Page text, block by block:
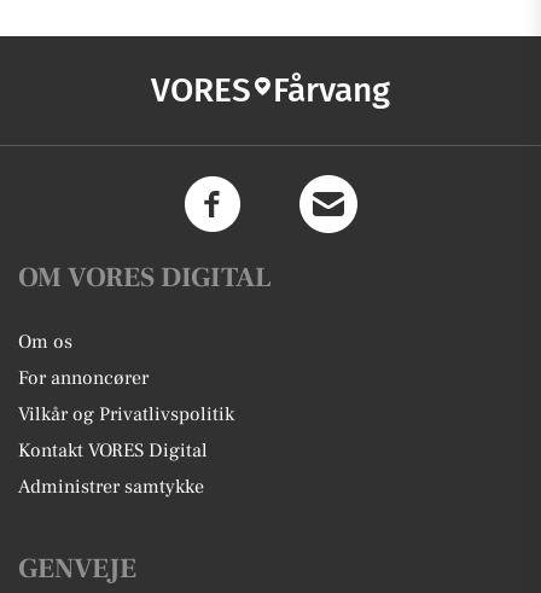
VORES Fårvang
OM VORES DIGITAL
Om os
For annoncører
Vilkår og Privatlivspolitik
Kontakt VORES Digital
Administrer samtykke
GENVEJE